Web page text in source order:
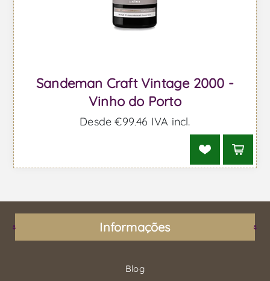
Sandeman Craft Vintage 2000 -
Vinho do Porto
Desde €99,46 IVA incl.
Informações
Blog